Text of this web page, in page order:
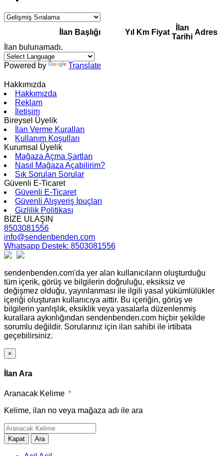
İlan Başlığı Yıl Km Fiyat
İlan
Tarihi
Adres
İlan bulunamadı.
Powered by Translate
Hakkımızda
Hakkımızda
Reklam
İletişim
Bireysel Üyelik
İlan Verme Kuralları
Kullanım Koşulları
Kurumsal Üyelik
Mağaza Açma Şartları
Nasıl Mağaza Açabilirim?
Sık Sorulan Sorular
Güvenli E-Ticaret
Güvenli E-Ticaret
Güvenli Alışveriş İpuçları
Gizlilik Politikası
BİZE ULAŞIN
8503081556
info@sendenbenden.com
Whatsapp Destek: 8503081556
sendenbenden.com'da yer alan kullanıcıların oluşturduğu
tüm içerik, görüş ve bilgilerin doğruluğu, eksiksiz ve
değişmez olduğu, yayınlanması ile ilgili yasal yükümlülükler
içeriği oluşturan kullanıcıya aittir. Bu içeriğin, görüş ve
bilgilerin yanlışlık, eksiklik veya yasalarla düzenlenmiş
kurallara aykırılığından sendenbenden.com hiçbir şekilde
sorumlu değildir. Sorularınız için ilan sahibi ile irtibata
geçebilirsiniz.
×
İlan Ara
Aranacak Kelime *
Kelime, ilan no veya mağaza adı ile ara
Kapat Ara